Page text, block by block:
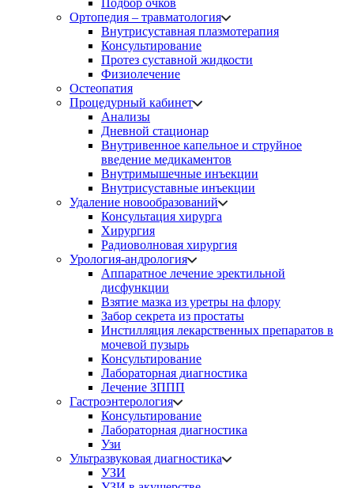
Подбор очков
Ортопедия – травматология
Внутрисуставная плазмотерапия
Консультирование
Протез суставной жидкости
Физиолечение
Остеопатия
Процедурный кабинет
Анализы
Дневной стационар
Внутривенное капельное и струйное
введение медикаментов
Внутримышечные инъекции
Внутрисуставные инъекции
Удаление новообразований
Консультация хирурга
Хирургия
Радиоволновая хирургия
Урология-андрология
Аппаратное лечение эректильной
дисфункции
Взятие мазка из уретры на флору
Забор секрета из простаты
Инстилляция лекарственных препаратов в
мочевой пузырь
Консультирование
Лабораторная диагностика
Лечение ЗППП
Гастроэнтерология
Консультирование
Лабораторная диагностика
Узи
Ультразвуковая диагностика
УЗИ